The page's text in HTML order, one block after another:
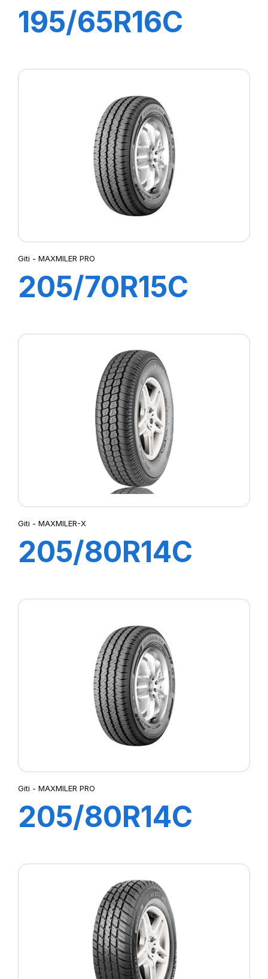
195/65R16C
MAXMILER EX
Giti - MAXMILER PRO
205/70R15C
MAXMILER PRO
Giti - MAXMILER-X
205/80R14C
MAXMILER-X
Giti - MAXMILER PRO
205/80R14C
MAXMILER PRO